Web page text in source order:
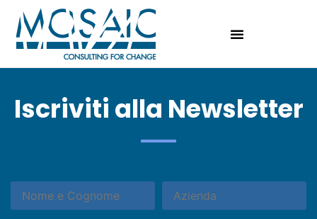
Iscriviti alla Newsletter